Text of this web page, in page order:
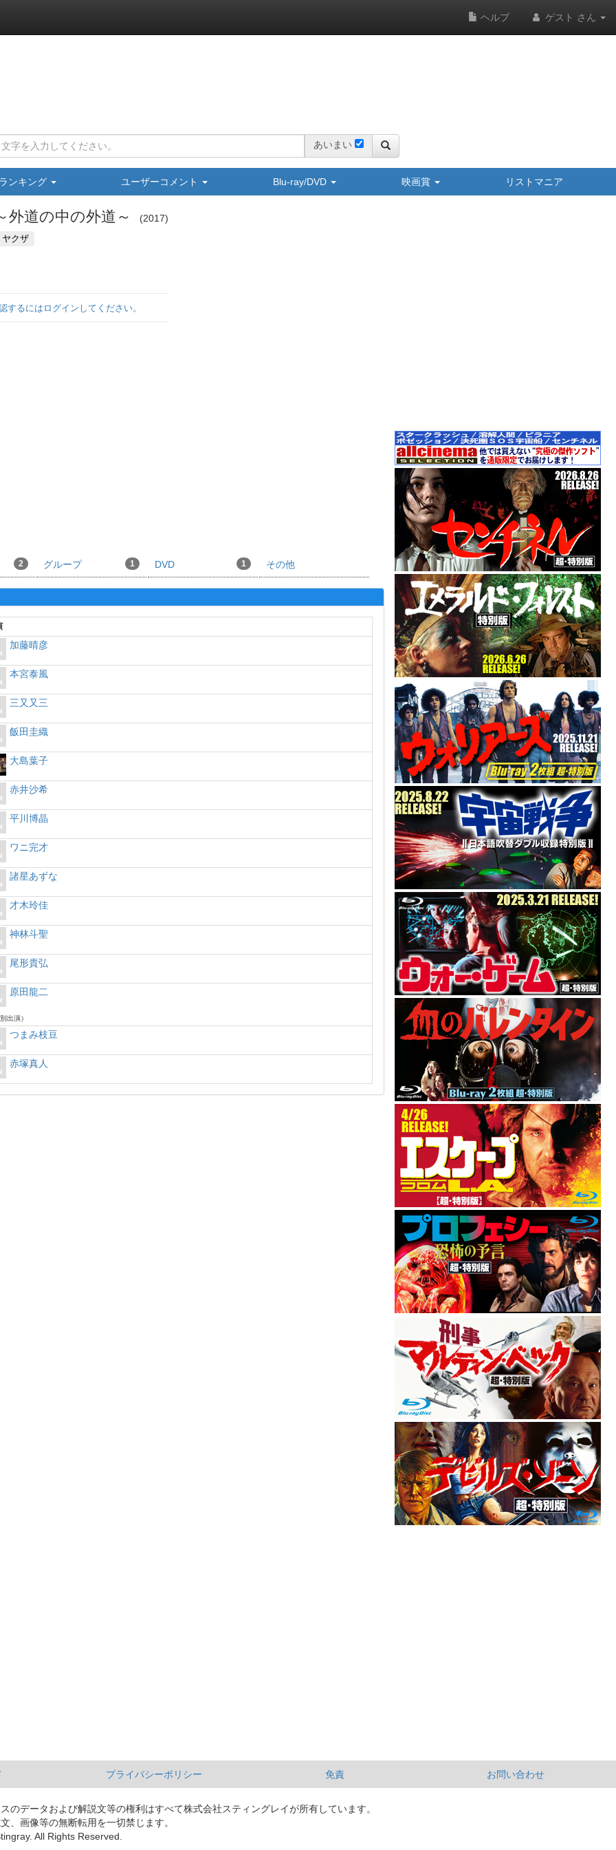
ヘルプ ゲスト さん
あいまい
ンキング ユーザーコメント Blu-ray/DVD 映画賞 リストマニア
道の中の外道～ 2017
ヤクザ
するにはログインしてください。
2 グループ 1 DVD 1 その他
加藤晴彦
本宮泰風
三又又三
飯田圭織
大島葉子
赤井沙希
平川博晶
ワニ完才
諸星あずな
才木玲佳
神林斗聖
尾形貴弘
原田龍二
出演）
つまみ枝豆
赤塚真人
プライバシーポリシー 免責 お問い合わせ
のデータおよび解説文等の権利はすべて株式会社スティングレイが所有しています。
、画像等の無断転用を一切禁じます。
All Rights Reserved.